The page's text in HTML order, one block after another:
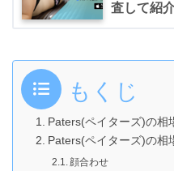
査して紹
もくじ
Paters(ペイターズ)の相
Paters(ペイターズ)の相
顔合わせ